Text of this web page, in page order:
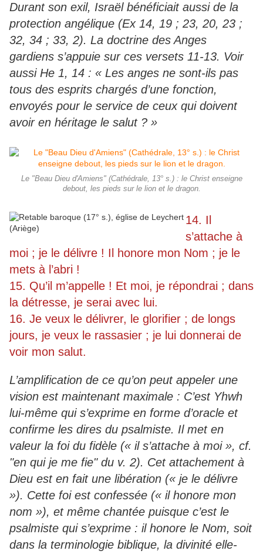
Durant son exil, Israël bénéficiait aussi de la
protection angélique (Ex 14, 19 ; 23, 20, 23 ;
32, 34 ; 33, 2). La doctrine des Anges
gardiens s’appuie sur ces versets 11-13. Voir
aussi He 1, 14 : « Les anges ne sont-ils pas
tous des esprits chargés d’une fonction,
envoyés pour le service de ceux qui doivent
avoir en héritage le salut ? »
Le "Beau Dieu d'Amiens" (Cathédrale, 13° s.) : le Christ enseigne
debout, les pieds sur le lion et le dragon.
14. Il
s’attache à
moi ; je le délivre ! Il honore mon Nom ; je le
mets à l’abri !
15. Qu’il m’appelle ! Et moi, je répondrai ; dans
la détresse, je serai avec lui.
16. Je veux le délivrer, le glorifier ; de longs
jours, je veux le rassasier ; je lui donnerai de
voir mon salut.
L’amplification de ce qu’on peut appeler une
vision est maintenant maximale : C’est Yhwh
lui-même qui s’exprime en forme d’oracle et
confirme les dires du psalmiste. Il met en
valeur la foi du fidèle (« il s’attache à moi », cf.
"en qui je me fie" du v. 2). Cet attachement à
Dieu est en fait une libération (« je le délivre
»). Cette foi est confessée (« il honore mon
nom »), et même chantée puisque c’est le
psalmiste qui s’exprime : il honore le Nom, soit
dans la terminologie biblique, la divinité elle-